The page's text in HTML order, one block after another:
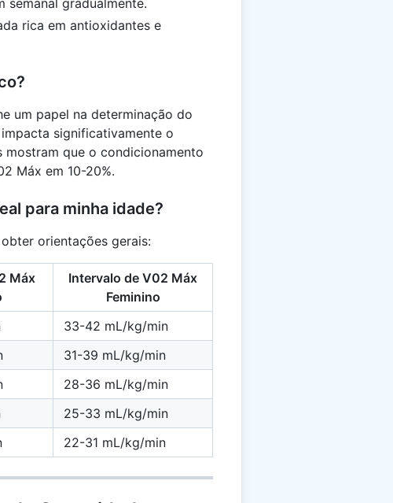
rica em antioxidantes e
um papel na determinação do
significativamente o
mostram que o condicionamento
Máx em 10-20%.
para minha idade?
orientações gerais:
Máx
Intervalo de V02 Máx
Feminino
33-42 mL/kg/min
31-39 mL/kg/min
28-36 mL/kg/min
25-33 mL/kg/min
22-31 mL/kg/min